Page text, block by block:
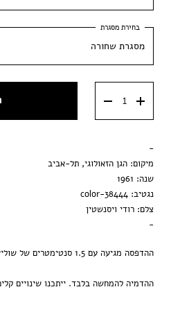
21x30 ס"מ
30x42 ס״מ
50x70 ס״מ
מסגרת שחורה
מסגרת וונגה
הדפסה בלבד
-
מיקום: הגן הזאולוגי, תל-אביב
שנה: 1961
נגטיב: 38444-color
צלם: רודי ויסנשטין
-
ההדפסה מגיעה עם 1.5 סנטימטרים של שוליים לבנים הנכללים בגודל ההדפסה
ההדמיה להמחשה בלבד. ייתכנו שינויים